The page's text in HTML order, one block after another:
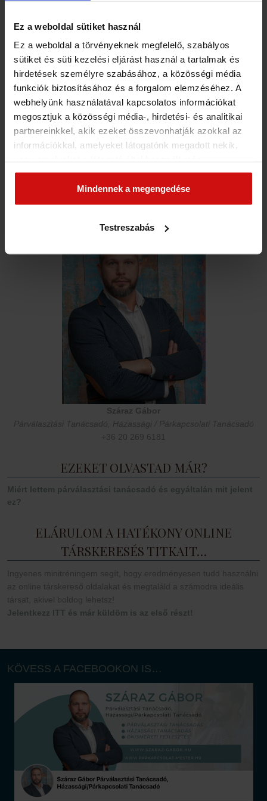
Ez a weboldal sütiket használ
Ez a weboldal a törvényeknek megfelelő, szabályos
sütiket és süti kezelési eljárást használ a tartalmak és
hirdetések személyre szabásához, a közösségi média
funkciók biztosításához és a forgalom elemzéséhez. A
webhelyünk használatával kapcsolatos információkat
megosztjuk a közösségi média-, hirdetési- és analitikai
partnereinkkel, akik ezeket összevonhatják azokkal az
információkkal, amelyeket látogatónk megadott nekik,
szolgáltatásokból gyűjtöttek. Elfogadásával segíti a
munkánkat és nagyobb felhasználói élményt
biztosíthatunk mi is látogatóinknak.
Mindennek a megengedése
Testreszabás
rendezett magánéletük legyen, egész pontosan – Ideális
Továbbolvasom ezt a bejegyzést:
MIÉRT LETTEM PÁRVÁLASZTÁSI TANÁCSADÓ
ÉS EGYÁLTALÁN MIT JELENT EZ?
AKI A HÍVÁSOD VÁRJA…
Száraz Gábor
Párválasztási Tanácsadó, Házassági / Párkapcsolati Tanácsadó
+36 20 269 6181
EZEKET OLVASTAD MÁR?
Miért lettem párválasztási tanácsadó és egyáltalán mit jelent
ez?
ELÁRULOM A HATÉKONY ONLINE
TÁRSKERESÉS TITKAIT…
Ingyenes minitréningem segít, hogy eredményesen tudd használni
az online társkereső oldalakat és megtaláld a számodra ideális
társat, akivel boldog lehetsz!
Jelentkezz ITT és már küldöm is az első részt!
KÖVESS A FACEBOOKON IS…